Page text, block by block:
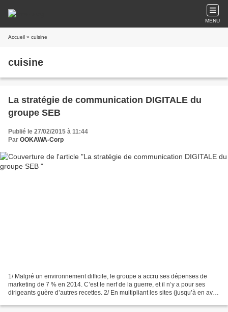
MENU
Accueil » cuisine
cuisine
La stratégie de communication DIGITALE du
groupe SEB
Publié le 27/02/2015 à 11:44
Par OOKAWA-Corp
1/ Malgré un environnement difficile, le groupe a accru ses dépenses de
marketing de 7 % en 2014. C’est le nerf de la guerre, et il n’y a pour ses
dirigeants guère d’autres recettes. 2/ En multipliant les sites (jusqu’à en avoir